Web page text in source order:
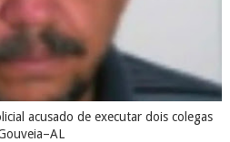
acusado de executar dois colegas